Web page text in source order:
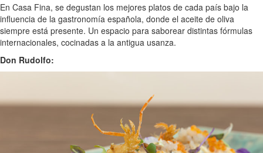
En Casa Fina, se degustan los mejores platos de cada país bajo la
influencia de la gastronomía española, donde el aceite de oliva
siempre está presente. Un espacio para saborear distintas fórmulas
internacionales, cocinadas a la antigua usanza.
Don Rudolfo: